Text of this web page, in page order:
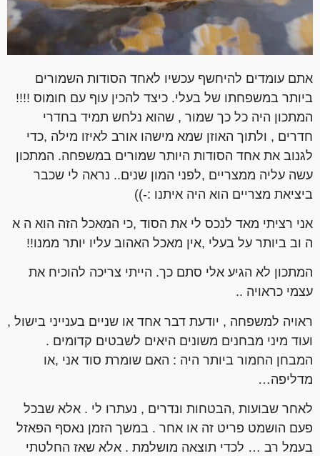
אתם עומדים להיחשף עכשיו לאחד הסודות השמורים
ביותר במשפחתו של בעלי. כיצד להכין עוף עם חומוס !!!!
המתכון היה כל כך שמור , שהוא נלחש תמיד בחדרי
חדרים , ולתוך האוזן שמא מישהו אורב לאיזו מילה ,כדי
לגנוב את אחד הסודות היותר שמורים במשפחה. המתכון
עשה עליה ממצריים ,לפני המון שנים.. נראה לי שכבר
ביציאת מצריים הוא היה איתנו :-))
אני רציתי מאד לנכס לי את הסוד ,כי המאכל הזה הוא ה א
ה וב ביותר על בעלי ,אין מאכל האהוב עליו יותר ממנו!!
המתכון לא הגיע אלי סתם כך. הייתי צריכה להוכיח את
עצמי כראויה ..
ראויה למשפחה , יודעת דבר אחד או שניים בענייני בישול ,
ועוד מיני מבחנים משונים היאים לשבטים קדומים .
המבחן החמור ביותר היה : האם שומרת סוד אני ,או
מדליפה…
לאחר שבועות ,הבטחות ונדרים , נעתרו לי . אלא שבכל
פעם הושמט פריט זה או אחר . במשך הזמן נאסף הפאזל
בעמל רב … לכדי תוצאה מושלמת . אלא שאז החלטתי